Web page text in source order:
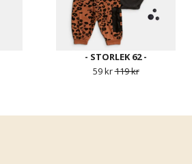
- STORLEK 62 -
59 kr119 kr